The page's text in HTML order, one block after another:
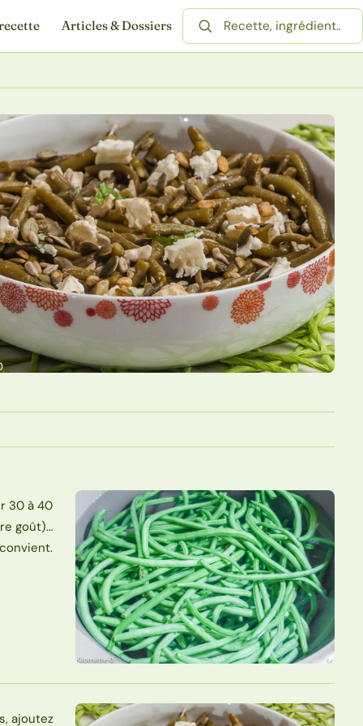
Articles & Dossiers
Rechercher une recette
30 à 40
goût)…
ajoutez